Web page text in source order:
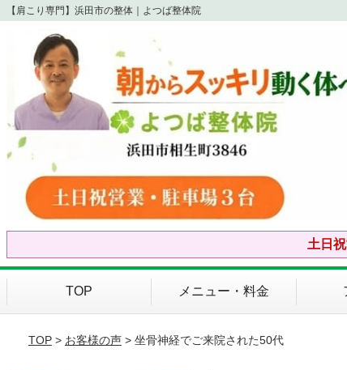
【肩こり専門】浜田市の整体｜よつば整体院
土日祝
TOP メニュー・料金
TOP> お客様の声> 坐骨神経でご来院された50代